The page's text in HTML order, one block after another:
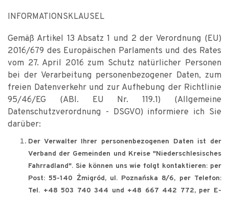
INFORMATIONSKLAUSEL
Gemäß Artikel 13 Absatz 1 und 2 der Verordnung (EU)
2016/679 des Europäischen Parlaments und des Rates
vom 27. April 2016 zum Schutz natürlicher Personen
bei der Verarbeitung personenbezogener Daten, zum
freien Datenverkehr und zur Aufhebung der Richtlinie
95/46/EG (ABl. EU Nr. 119.1) (Allgemeine
Datenschutzverordnung - DSGVO) informiere ich Sie
darüber:
Der Verwalter Ihrer personenbezogenen Daten ist der
Verband der Gemeinden und Kreise "Niederschlesisches
Fahrradland". Sie können uns wie folgt kontaktieren: per
Post: 55-140 Żmigród, ul. Poznańska 8/6, per Telefon:
Tel. +48 503 740 344 und +48 667 442 772, per E-